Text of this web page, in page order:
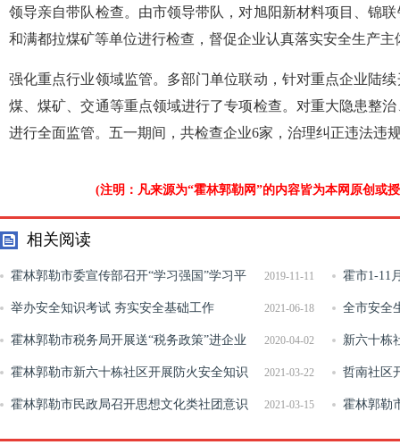
领导亲自带队检查。由市领导带队，对旭阳新材料项目、锦
和满都拉煤矿等单位进行检查，督促企业认真落实安全生产
强化重点行业领域监管。多部门单位联动，针对重点企业陆
煤、煤矿、交通等重点领域进行了专项检查。对重大隐患整
进行全面监管。五一期间，共检查企业6家，治理纠正违法违
(注明：凡来源为“霍林郭勒网”的内容皆为本网原创或
相关阅读
2019-11-11
霍林郭勒市委宣传部召开“学习强国”学习平
台管理员交流研讨会
霍市1-11
2021-06-18
举办安全知识考试 夯实安全基础工作 全市安全
和消防工作
2020-04-02
霍林郭勒市税务局开展送“税务政策”进企业
活动
新六十栋
员观看《艾
2021-03-22
霍林郭勒市新六十栋社区开展防火安全知识
宣传活动
哲南社区
2021-03-15
霍林郭勒市民政局召开思想文化类社团意识
形态工作部署暨培训会
霍林郭勒
心召开退役